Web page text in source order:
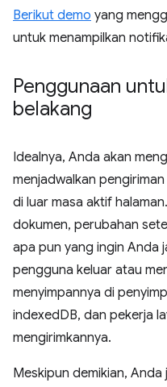
Berikut demo yang
untuk menampilkan
Penggunaan
belakang
Idealnya, Anda akan
menjadwalkan
di luar masa aktif
dokumen, perubahan
apa pun yang ingin Anda
pengguna keluar atau
menyimpannya di
indexedDB, dan pekerja
mengirimkannya.
Meskipun demikian,